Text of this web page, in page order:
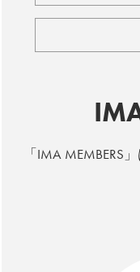
「IMA MEMBERS